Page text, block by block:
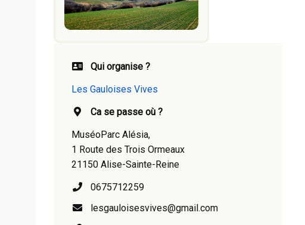
Qui organise ?
Les Gauloises Vives
Ca se passe où ?
MuséoParc Alésia,
1 Route des Trois Ormeaux
21150 Alise-Sainte-Reine
0675712259
lesgauloisesvives@gmail.com